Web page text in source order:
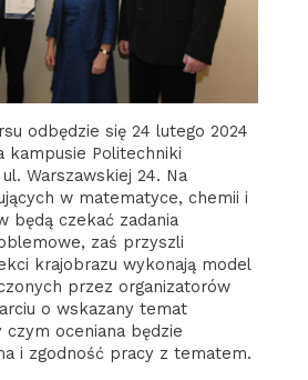
odbędzie się 24 lutego 2024
kampusie Politechniki
Warszawskiej 24. Na
w matematyce, chemii i
będą czekać zadania
zaś przyszli
krajobrazu wykonają model
przez organizatorów
o wskazany temat
oceniana będzie
i zgodność pracy z tematem.